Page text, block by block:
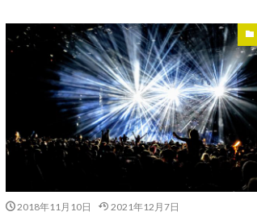
2018年11月10日 2021年12月7日